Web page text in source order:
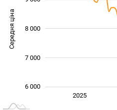
Середня ціна 10 000
6 000
7 000
8 000
2025